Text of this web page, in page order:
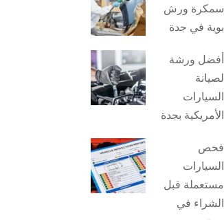
سمكرة ورش
بوية في جدة
أفضل ورشة
لصيانة
السيارات
الأمريكية بجدة
فحص
السيارات
مستعملة قبل
الشراء في